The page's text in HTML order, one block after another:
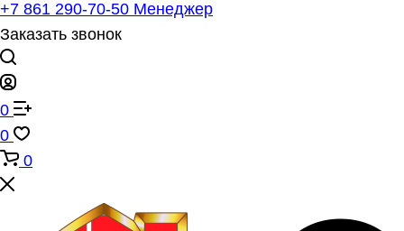
+7 861 290-70-50 Менеджер
Заказать звонок
0
0
0